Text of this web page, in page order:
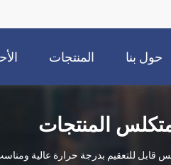
حول بنا المنتجات
المنتجات
قابل للتعقيم بدرجة حرارة عالية